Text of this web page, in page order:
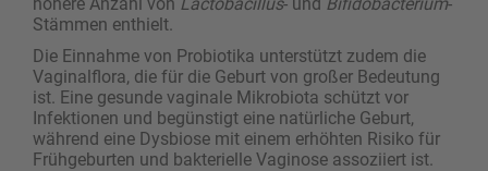
Stämmen enthielt.
Die Einnahme von Probiotika unterstützt zudem die
Vaginalflora, die für die Geburt von großer Bedeutung
ist. Eine gesunde vaginale Mikrobiota schützt vor
Infektionen und begünstigt eine natürliche Geburt,
während eine Dysbiose mit einem erhöhten Risiko für
Frühgeburten und bakterielle Vaginose assoziiert ist.